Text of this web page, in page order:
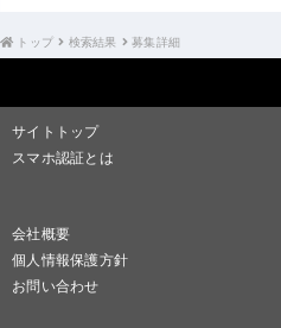
トップ 検索結果 募集詳細
サイトトップ
スマホ認証とは
会社概要
個人情報保護方針
お問い合わせ